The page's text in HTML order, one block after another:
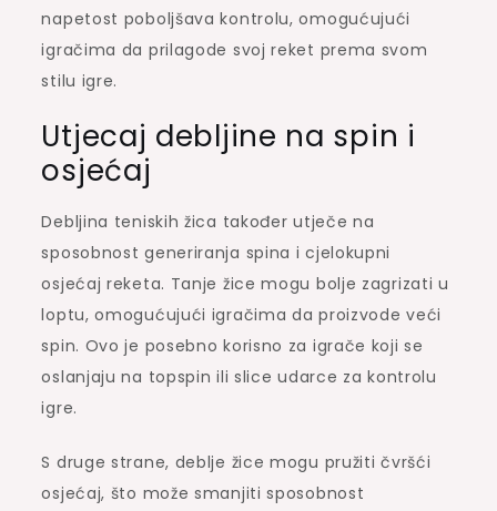
napetost poboljšava kontrolu, omogućujući
igračima da prilagode svoj reket prema svom
stilu igre.
Utjecaj debljine na spin i
osjećaj
Debljina teniskih žica također utječe na
sposobnost generiranja spina i cjelokupni
osjećaj reketa. Tanje žice mogu bolje zagrizati u
loptu, omogućujući igračima da proizvode veći
spin. Ovo je posebno korisno za igrače koji se
oslanjaju na topspin ili slice udarce za kontrolu
igre.
S druge strane, deblje žice mogu pružiti čvršći
osjećaj, što može smanjiti sposobnost